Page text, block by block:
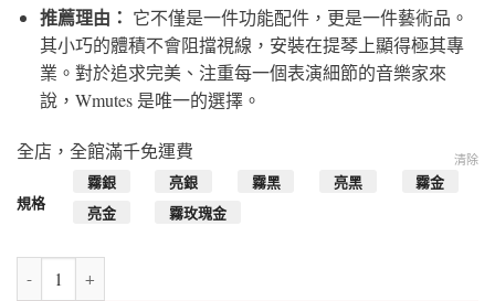
推薦理由： 它不僅是一件功能配件，更是一件藝術品。
其小巧的體積不會阻擋視線，安裝在提琴上顯得極其專
業。對於追求完美、注重每一個表演細節的音樂家來
說，Wmutes 是唯一的選擇。
全店，全館滿千免運費
規格
霧銀 亮銀 霧黑 亮黑
霧金
亮金
霧玫瑰金
清除
Wmutes 弱音器(西班牙進口)-小提琴 數量